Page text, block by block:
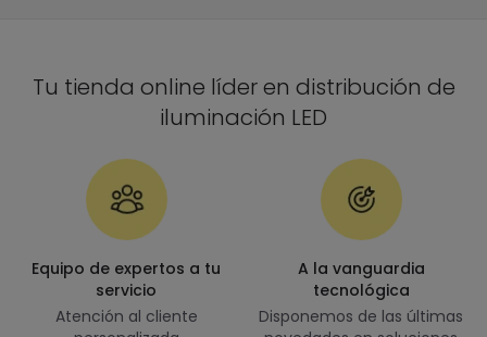
Tu tienda online líder en distribución de
iluminación LED
Equipo de expertos a tu
servicio
Atención al cliente
A la vanguardia
tecnológica
Disponemos de las últimas